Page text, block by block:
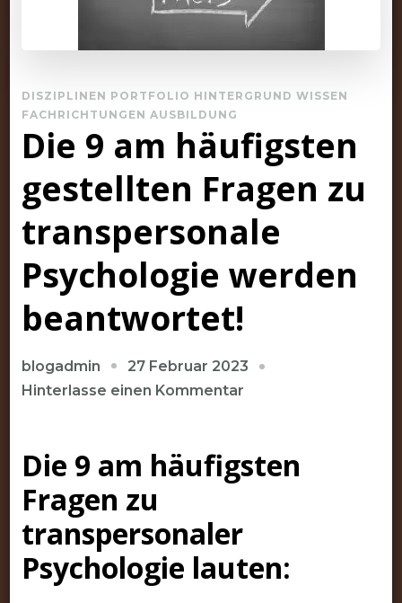
DISZIPLINEN PORTFOLIO HINTERGRUND WISSEN
FACHRICHTUNGEN AUSBILDUNG
Die 9 am häufigsten
gestellten Fragen zu
transpersonale
Psychologie werden
beantwortet!
blogadmin
27 Februar 2023
Hinterlasse einen Kommentarzu
am
Fragen
transpersonale
Die 9 am häufigsten
Fragen zu
transpersonaler
Psychologie lauten: